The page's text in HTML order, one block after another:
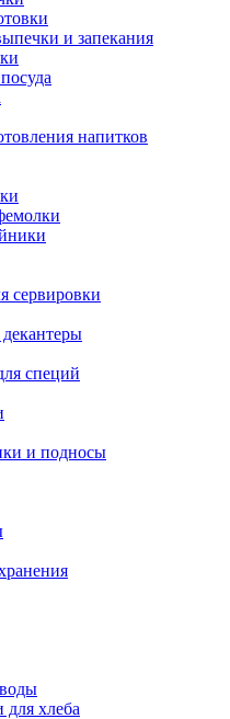
и запекания
напитков
сервировки
специй
и подносы
хлеба